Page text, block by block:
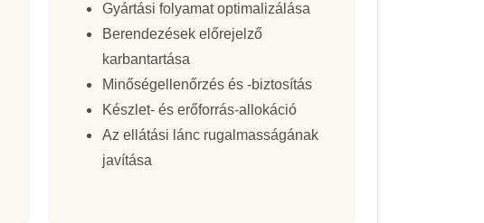
Gyártási folyamat optimalizálása
Berendezések előrejelző
karbantartása
Minőségellenőrzés és -biztosítás
Készlet- és erőforrás-allokáció
Az ellátási lánc rugalmasságának
javítása